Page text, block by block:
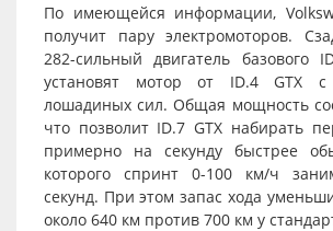
По имеющейся информации,
получит пару электромоторов.
282-сильный двигатель базового
установят мотор от ID.4 GTX
лошадиных сил. Общая мощность
что позволит ID.7 GTX набирать
примерно на секунду быстрее
которого спринт 0-100 км/ч
секунд. При этом запас хода
около 640 км против 700 км у